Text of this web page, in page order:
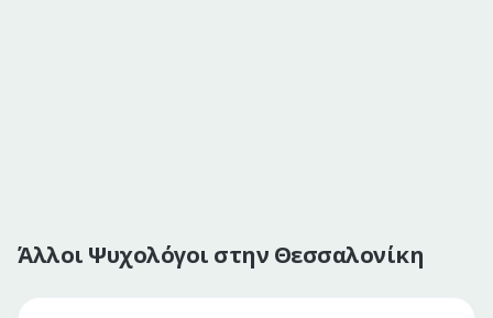
Άλλοι Ψυχολόγοι στην Θεσσαλονίκη